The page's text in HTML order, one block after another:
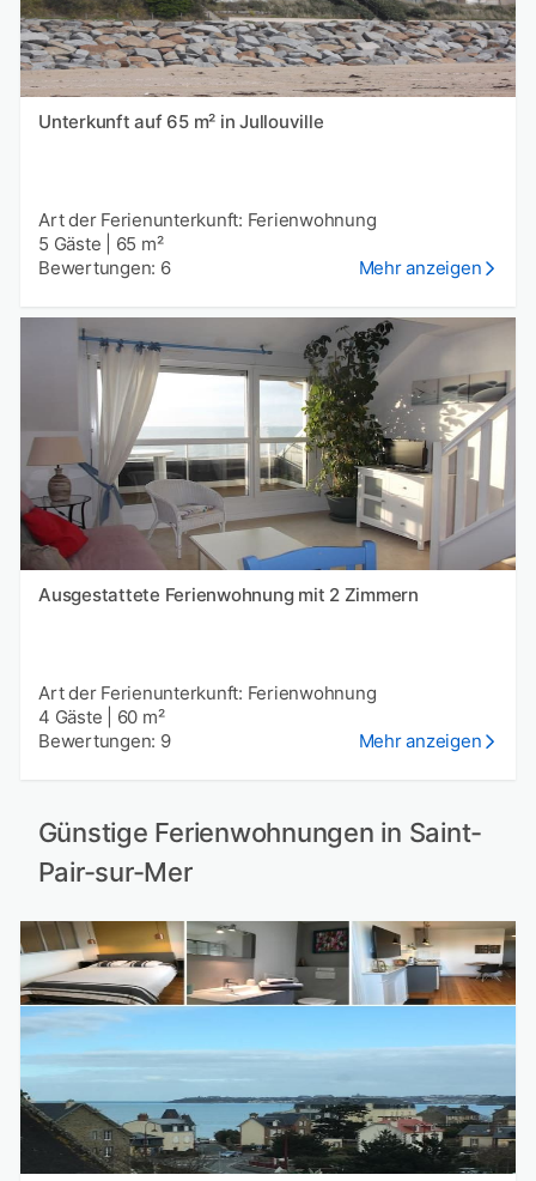
Unterkunft auf 65 m² in Jullouville
Art der Ferienunterkunft: Ferienwohnung
5 Gäste
65 m²
Bewertungen: 6
Mehr anzeigen
Ausgestattete Ferienwohnung mit 2 Zimmern
Art der Ferienunterkunft: Ferienwohnung
4 Gäste
60 m²
Bewertungen: 9
Mehr anzeigen
Günstige Ferienwohnungen in Saint-
Pair-sur-Mer